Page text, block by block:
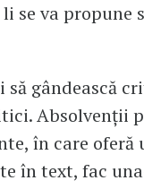
se va propune
gândească
Absolvenții
în care
în text, fac